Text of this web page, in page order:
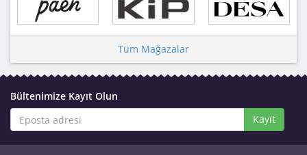
Tüm Mağazalar
Bültenimize Kayıt Olun
Kayıt